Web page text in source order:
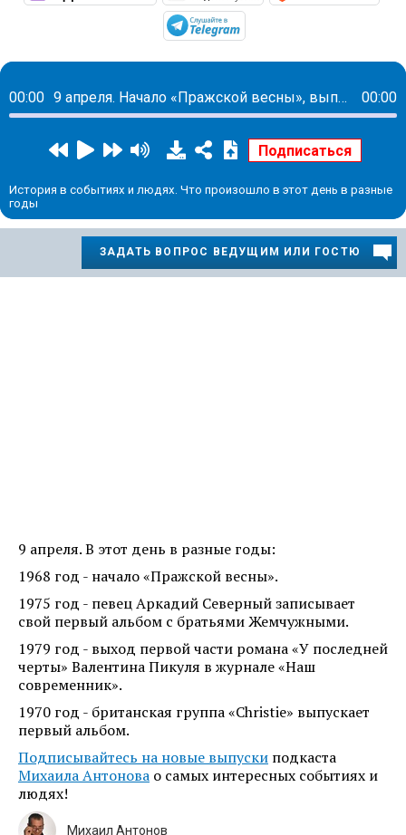
00:00 9 апреля. Начало «Пражской весны», выпуск романа «У последней черты» Валентина Пикуля 00:00
История в событиях и людях. Что произошло в этот день в разные
годы
ЗАДАТЬ ВОПРОС ВЕДУЩИМ ИЛИ ГОСТЮ
9 апреля. В этот день в разные годы:
1968 год - начало «Пражской весны».
1975 год - певец Аркадий Северный записывает
свой первый альбом с братьями Жемчужными.
1979 год - выход первой части романа «У последней
черты» Валентина Пикуля в журнале «Наш
современник».
1970 год - британская группа «Christie» выпускает
первый альбом.
Подписывайтесь на новые выпуски подкаста
Михаила Антонова о самых интересных событиях и
людях!
Михаил Антонов